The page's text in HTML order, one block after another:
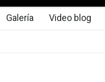
Galería Video blog